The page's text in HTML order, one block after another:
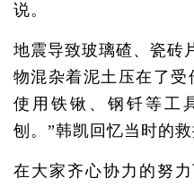
说。
地震导致玻璃碴、瓷砖
物混杂着泥土压在了
使用铁锹、钢钎等工
刨。”韩凯回忆当时的救
在大家齐心协力的努